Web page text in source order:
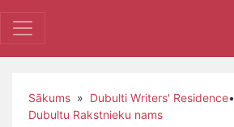
Sākums » Dubulti Writers' Residence•
Dubultu Rakstnieku nams